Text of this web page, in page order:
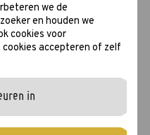
we de
en houden we
cookies voor
accepteren of zelf
in